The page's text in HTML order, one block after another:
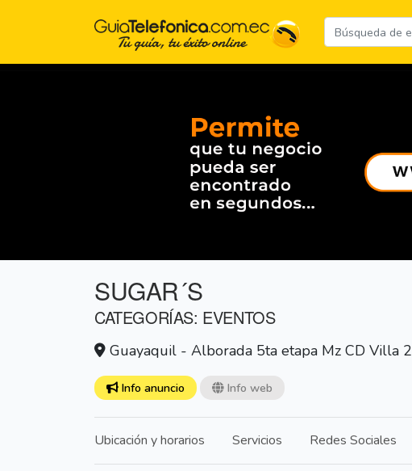
SUGAR´S
CATEGORÍAS: EVENTOS
Guayaquil - Alborada 5ta etapa Mz CD Villa 2
Info anuncio Info web
Ubicación y horarios Servicios Redes Sociales